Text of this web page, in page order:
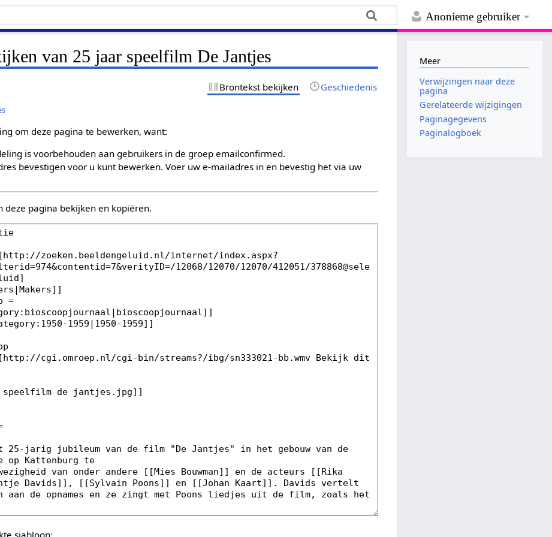
Anonieme gebruiker
van 25 jaar speelfilm De Jantjes
Brontekst bekijken Geschiedenis
om deze pagina te bewerken, want:
is voorbehouden aan gebruikers in de groep emailconfirmed.
bevestigen voor u kunt bewerken. Voer uw e-mailadres in en bevestig het via uw
deze pagina bekijken en kopiëren.
sjabloon:
Meer
Verwijzingen naar deze
pagina
Gerelateerde wijzigingen
Paginagegevens
Paginalogboek